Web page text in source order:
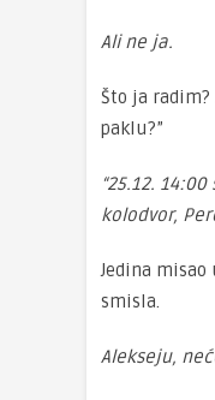
Ali ne ja.
Što ja
paklu?”
“25.12.
kolodvor,
Jedina
smisla.
Alekseju,